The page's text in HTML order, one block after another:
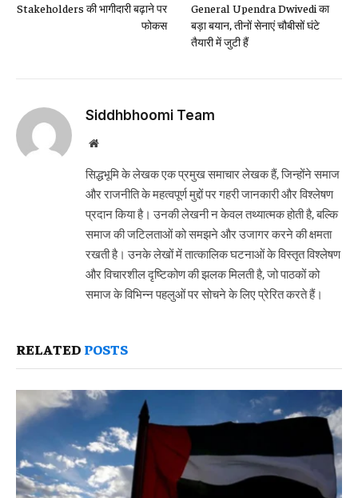
Stakeholders की भागीदारी बढ़ाने पर
फोकस
General Upendra Dwivedi का
बड़ा बयान, तीनों सेनाएं चौबीसों घंटे
तैयारी में जुटी हैं
Siddhbhoomi Team
Website
सिद्धभूमि के लेखक एक प्रमुख समाचार लेखक हैं, जिन्होंने समाज
और राजनीति के महत्वपूर्ण मुद्दों पर गहरी जानकारी और विश्लेषण
प्रदान किया है। उनकी लेखनी न केवल तथ्यात्मक होती है, बल्कि
समाज की जटिलताओं को समझने और उजागर करने की क्षमता
रखती है। उनके लेखों में तात्कालिक घटनाओं के विस्तृत विश्लेषण
और विचारशील दृष्टिकोण की झलक मिलती है, जो पाठकों को
समाज के विभिन्न पहलुओं पर सोचने के लिए प्रेरित करते हैं।
RELATED POSTS